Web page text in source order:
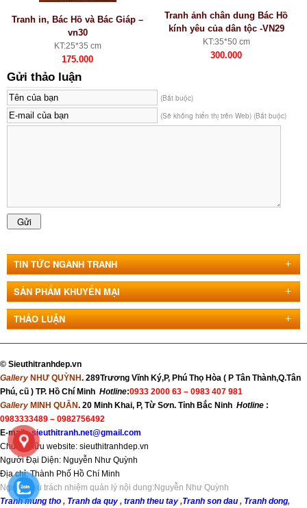
Tranh in, Bác Hồ và Bác Giáp –
vn30
KT:25*35 cm
175.000
Tranh ảnh chân dung Bác Hồ
kính yêu của dân tộc -VN29
KT:35*50 cm
300.000
Gửi thảo luận
(Bắt buộc)
(Sẽ không hiển thị trên Web) (Bắt buộc)
TIN TỨC NGÀNH TRANH
SẢN PHẨM KHUYẾN MẠI
THẢO LUẬN
© Sieuthitranhdep.vn
Gallery NHƯ QUỲNH. 289Trương Vĩnh Ký,P, Phú Thọ Hòa ( P Tân Thành,Q.Tân
Phú, cũ ) TP. Hồ Chí Minh Hotline:0933 2000 63 – 0983 407 981
Gallery MINH QUÂN. 20 Minh Khai, P, Từ Sơn. Tỉnh Bắc Ninh Hotline :
0983333489 – 0982756492
E-mail: sieuthitranh.net@gmail.com
Chủ sở hữu website: sieuthitranhdep.vn
Người Đại Diện: Nguyễn Như Quỳnh
Địa chỉ:Thành Phố Hồ Chí Minh
Người chịu trách nhiệm quản lý nội dung:Nguyễn Như Quỳnh
Tranh mung tho , Tranh da quy , tranh theu tay ,Tranh son dau , Tranh dong,